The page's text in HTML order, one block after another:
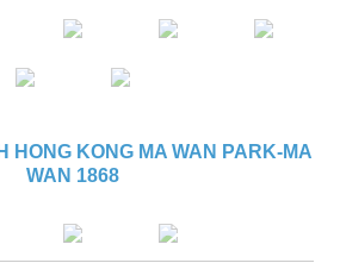
HONG KONG MA WAN PARK-MA
WAN 1868